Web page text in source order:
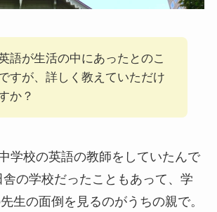
語が生活の中にあったとのこ
すが、詳しく教えていただけ
か？
学校の英語の教師をしていたんで
の学校だったこともあって、学
生の面倒を見るのがうちの親で。